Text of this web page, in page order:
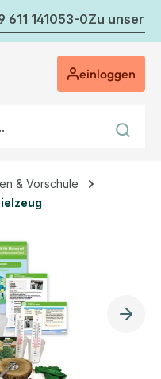
611 141053-0Zu
einloggen
& Vorschule